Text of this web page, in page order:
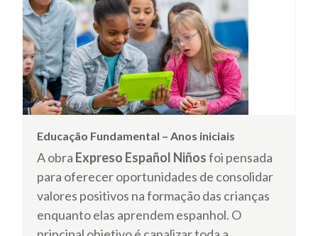
Educação Fundamental – Anos iniciais
A obra Expreso Español Niñosfoi pensada
para oferecer oportunidades de consolidar
valores positivos na formação das crianças
enquanto elas aprendem espanhol. O